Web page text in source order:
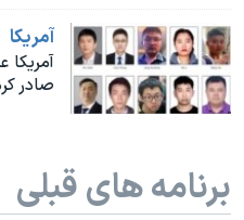
آمريکا
صادر
برنامه های قبلی